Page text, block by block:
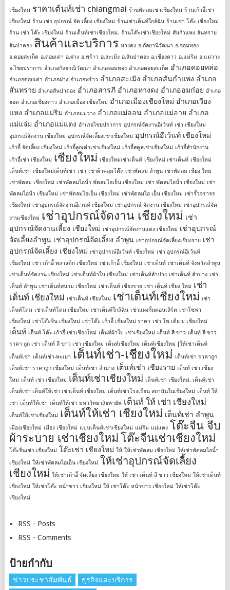
เชียงใหม่ ราคาเต้นท์เช่า chiangmai ร้านพัดลมเช่าเชียงใหม่ ร้านเก้าอี้เช่า
เชียงใหม่ ร้าน เช่า อุปกรณ์ จัด เลี้ยง เชียงใหม่ ร้านเช่าเต็นท์ใกล้ฉัน ร้านเช่า โต๊ะ เชียงใหม่
ร้าน เช่า โต๊ะ เชียงใหม่ ร้านเต็นท์เช่าเชียงใหม่. ร้านโต๊ะเช่าเชียงใหม่ สันกำแพง สันทราย
สันป่าตอง สินค้าและบริการ หางดง อ.กัลยานิวัฒนา อ.จอมทอง
อ.ดอยสะเก็ด อ.ดอยเต่า อ.ฝาง อ.พร้าว อ.สะเมิง อ.สันป่าตอง อ.เชียงดาว อ.แม่ริม อ.แม่วาง
อ.ไชยปราการ อำเภอกัลยาณิวัฒนา อำเภอจอมทอง อำเภอดอยสะเก็ด อำเภอดอยหล่อ
อำเภอดอยเต่า อำเภอฝาง อำเภอพร้าว อำเภอสะเมิง อำเภอสันกำแพง อำเภอ
สันทราย อำเภอสันป่าตอง อำเภอสารภี อำเภอหางดง อำเภออมก๋อย อำเภอ
ฮอด อำเภอเชียงดาว อำเภอเมือง เชียงใหม่ อำเภอเมืองเชียงใหม่ อำเภอเวียง
แหง อำเภอแม่ริม อำเภอแม่วาง อำเภอแม่ออน อำเภอแม่อาย อำเภอ
แม่แจ่ม อำเภอแม่แตง อำเภอไชยปราการ อุปกรณ์จัดงานอีเว้นท์ เช่า เชียงใหม่
อุปกรณ์จัดงาน เชียงใหม่ อุปกรณ์จัดเลี้ยงเช่าเชียงใหม่ อุปกรณ์อีเว้นท์ เชียงใหม่
เก้าอี้ จัดเลี้ยง เชียงใหม่ เก้าอี้ลูกเต๋าเช่าเชียงใหม่ เก้าอี้สตูลเช่าเชียงใหม่ เก้าอี้สํานักงาน
เก้าอี้เช่า เชียงใหม่ เชียงใหม่ เชียงใหม่เช่าเต็นท์ เชียงใหม่ เช่าเต็นท์ เชียงใหม่
เต็นท์เช่า เชียงใหม่เต็นท์เช่า เช่า เช่าผ้าคลุมโต๊ะ เช่าพัดลม ลำพูน เช่าพัดลม เชียง ใหม่
เช่าพัดลม เชียงใหม่ เช่าพัดลมไอน้ำ พัดลมไอเย็น เชียงใหม่ เช่า พัดลมไอน้ำ เชียงใหม่ เช่า
พัดลมไอน้ํา เชียงใหม่ เช่าพัดลมไอเย็น เชียงใหม่ เช่าพัดลมไอ เย็น เชียงใหม่ เช่ารั้วจราจร
เชียงใหม่ เช่าอุปกรณ์จัดงานอีเวนท์ เชียงใหม่ เช่าอุปกรณ์ จัดงาน เชียงใหม่ เช่าอุปกรณ์จัด
งานเชียงใหม่ เช่าอุปกรณ์จัดงาน เชียงใหม่ เช่า
อุปกรณ์จัดงานเลี้ยง เชียงใหม่ เช่าอุปกรณ์จัดงานแต่ง เชียงใหม่ เช่าอุปกรณ์
จัดเลี้ยงลําพูน เช่าอุปกรณ์จัดเลี้ยง ลําพูน เช่าอุปกรณ์จัดเลี้ยงเชียงราย เช่า
อุปกรณ์จัดเลี้ยง เชียงใหม่ เช่าอุปกรณ์อีเว้นท์ เชียงใหม่ เช่า อุปกรณ์อีเว้นท์
เชียงใหม่ เช่า เก้าอี้ พลาสติก เชียงใหม่ เช่าเก้าอี้ เชียงใหม่ เช่าเต็นท์ เช่าเต็นท์ จังหวัดลำพูน
เช่าเต็นท์จัดงาน เชียงใหม่ เช่าเต็นท์ผ้าใบ เชียงใหม่ เช่าเต็นท์ลำปาง เช่าเต็นท์ ลําปาง เช่า
เต็นท์ ลําพูน เช่าเต็นท์สนาม เชียงใหม่ เช่าเต็นท์ เชียงราย เช่า เต็นท์ เชียง ใหม่ เช่า
เต็นท์ เชียงใหม่ เช่าเต็นท์ เชียงใหม่ เช่าเต็นท์เชียงใหม่ เช่า
เต็นท์โดม เช่าเต็นท์โดม เชียงใหม่ เช่าเต็นท์ใกล้ฉัน เช่าแผงกั้นคอนเสิร์ต เช่าโซฟา
เชียงใหม่ เช่าโต๊ะจีน เชียงใหม่ เช่าโต๊ะ เก้าอี้ เชียงใหม่ ราคา เช่า โพ เดีย ม เชียงใหม่
เต็นท์ เต็นท์-โต๊ะ-เก้าอี้-เช่าเชียงใหม่ เต็นท์ผ้าใบ เช่าเชียงใหม่ เต็นท์ สี ขาว เต็นท์ สี ขาว
ราคา ถูก เช่า เต็นท์ สี ขาว เช่า เชียงใหม่ เต็นท์เชียงใหม่ เต็นท์เชียงใหม่ |ให้เช่าเต็นท์
เต็นท์เช่า เต็นท์เช่า-พะเยา เต็นท์เช่า-เชียงใหม่ เต็นท์เช่า ราคาถูก
เต็นท์เช่า ราคาถูก เชียงใหม่ เต็นท์เช่า ลำปาง เต็นท์เช่า เชียงราย เต็นท์ เช่า เชียง
ใหม่ เต็นท์ เช่า เชียงใหม่ เต็นท์เช่าเชียงใหม่ เต็นท์เช่า เชียงใหม่. เต็นท์เช่า
เต็นท์เช่า เต็นท์ให้เช่า เช่าเต็นท์ เชียงใหม่ เต็นท์เช่าโรงเรียน สถาบันในเชียงใหม่ เต็นท์ ให้
เช่า เต็นท์ให้เช่า เต็นท์ให้เช่า มหาวิทยาลัยพายัพ เต็นท์ ให้ เช่า เชียงใหม่
เต็นท์ให้เช่าเชียงใหม่ เต็นท์ให้เช่า เชียงใหม่ เต็นท์่เช่า ลำพูน
เมืองเชียงใหม่ เมือง เชียงใหม่ แบบเต็นท์เช่าเชียงใหม่ แม่ริม แม่แตง โต๊ะจีน จีบ
ผ้าระบาย เช่าเชียงใหม่ โต๊ะจีนเช่าเชียงใหม่
โต๊ะจีนเช่า เชียงใหม่ โต๊ะเช่า เชียงใหม่ ให้ ให้เช่าพัดลม เชียงใหม่ ให้เช่าพัดลมไอน้ำ
เชียงใหม่ ให้เช่าพัดลมไอเย็น เชียงใหม่ ให้เช่าอุปกรณ์จัดเลี้ยง
เชียงใหม่ ให้เช่าเก้าอี้ จัดเลี้ยง เชียงใหม่ ให้ เช่า เต็นท์ สี ขาว เชียงใหม่ ให้เช่าเต็นท์
เชียงใหม่ ให้เช่าโต๊ะ หน้าขาว เชียงใหม่ ให้ เช่าโต๊ะ หน้าขาว เชียงใหม่ ให้เช่าโต๊ะ
เชียงใหม่
RSS - Posts
RSS - Comments
ป้ายกำกับ
ข่าวประชาสัมพันธ์
ธุรกิจและบริการ